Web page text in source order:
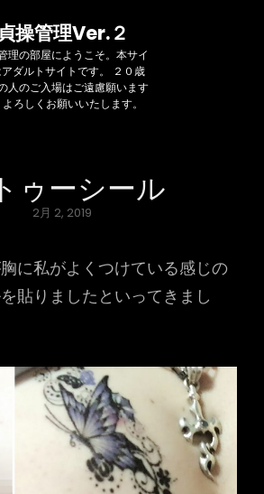
操管理Ver.２
理の部屋にようこそ。本サイ
アダルトサイトです。 ２０歳
人のご入場はご遠慮願います
ろしくお願いいたします。
ゥーシール
Posted
2月 2, 2019
に私がよくつけている感じの
貼りましたといってきまし